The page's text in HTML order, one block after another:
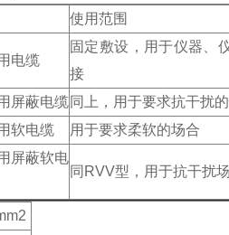
使用范围
电缆
固定敷设，用于仪器、
接
屏蔽电缆同上，用于要求抗干扰
软电缆 用于要求柔软的场合
屏蔽软电
同RVV型，用于抗干扰